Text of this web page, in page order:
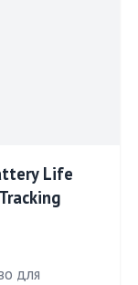
Life
для